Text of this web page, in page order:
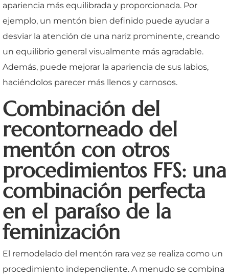
apariencia más equilibrada y proporcionada. Por
ejemplo, un mentón bien definido puede ayudar a
desviar la atención de una nariz prominente, creando
un equilibrio general visualmente más agradable.
Además, puede mejorar la apariencia de sus labios,
haciéndolos parecer más llenos y carnosos.
Combinación del
recontorneado del
mentón con otros
procedimientos FFS: una
combinación perfecta
en el paraíso de la
feminización
El remodelado del mentón rara vez se realiza como un
procedimiento independiente. A menudo se combina